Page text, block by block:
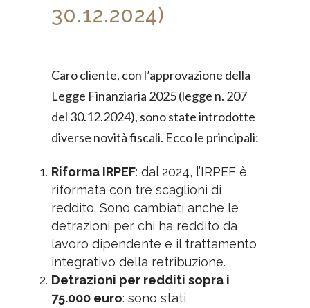
30.12.2024)
Caro cliente, con l’approvazione della
Legge Finanziaria 2025 (legge n. 207
del 30.12.2024), sono state introdotte
diverse novità fiscali. Ecco le principali:
Riforma IRPEF: dal 2024, l’IRPEF è
riformata con tre scaglioni di
reddito. Sono cambiati anche le
detrazioni per chi ha reddito da
lavoro dipendente e il trattamento
integrativo della retribuzione.
Detrazioni per redditi sopra i
75.000 euro: sono stati